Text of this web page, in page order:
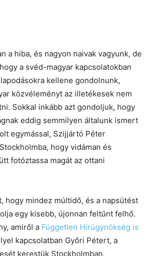
a hiba, és nagyon naivak vagyunk, de
a svéd-magyar kapcsolatokban
kellene gondolnunk,
közvéleményt az illetékesek nem
Sokkal inkább azt gondoljuk, hogy
eddig semmilyen általunk ismert
egymással, Szijjártó Péter
hogy vidáman és
fotóztassa magát az ottani
hogy mindez múltidő, és a napsütést
egy kisebb, újonnan feltűnt felhő.
amiről a Független Hírügynökség is
kapcsolatban Győri Pétert, a
kerestük Stockholmban.